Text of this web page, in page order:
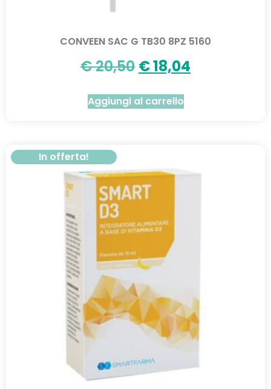
CONVEEN SAC G TB30 8PZ 5160
€20,50 €18,04
Aggiungi al carrello
In offerta!